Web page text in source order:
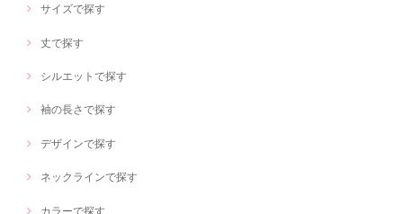
サイズで探す
丈で探す
シルエットで探す
袖の長さで探す
デザインで探す
ネックラインで探す
カラーで探す